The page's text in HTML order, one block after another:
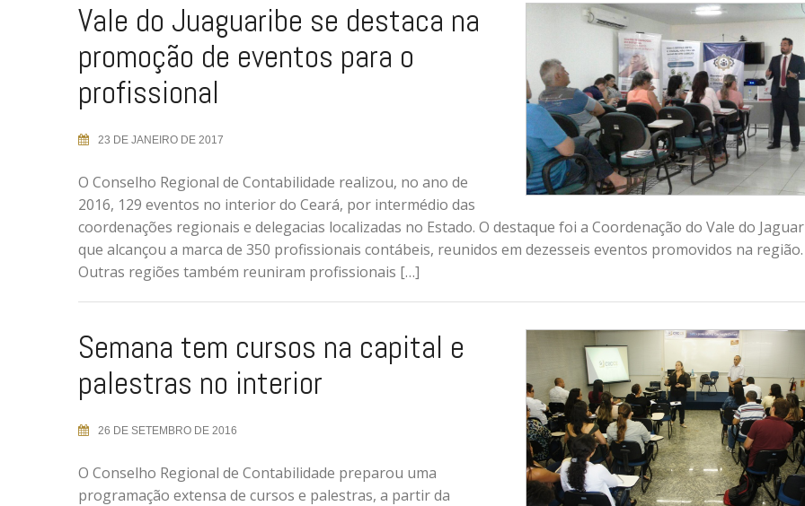
Vale do Juaguaribe se destaca na
promoção de eventos para o
profissional
23 DE JANEIRO DE 2017
O Conselho Regional de Contabilidade realizou, no ano de
2016, 129 eventos no interior do Ceará, por intermédio das
coordenações regionais e delegacias localizadas no Estado. O destaque foi a Coordenação do Vale do
que alcançou a marca de 350 profissionais contábeis, reunidos em dezesseis eventos promovidos na região.
Outras regiões também reuniram profissionais […]
Semana tem cursos na capital e
palestras no interior
26 DE SETEMBRO DE 2016
O Conselho Regional de Contabilidade preparou uma
programação extensa de cursos e palestras, a partir da